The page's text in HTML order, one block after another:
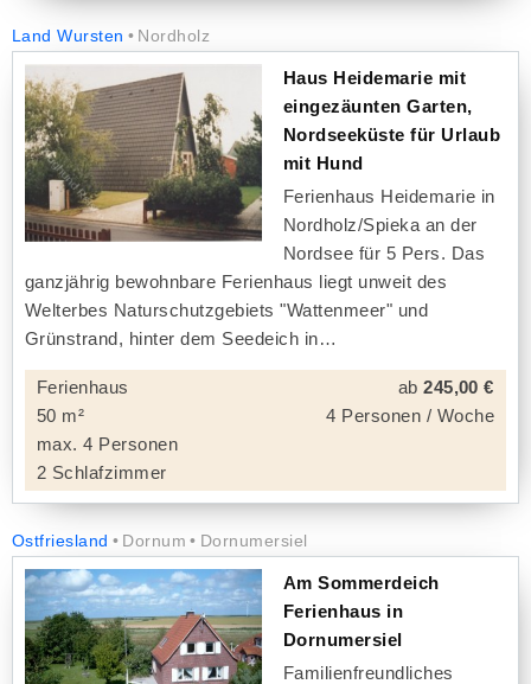
Land Wursten Nordholz
Haus Heidemarie mit
eingezäunten Garten,
Nordseeküste für Urlaub
mit Hund
Ferienhaus Heidemarie in
Nordholz/Spieka an der
Nordsee für 5 Pers. Das
ganzjährig bewohnbare Ferienhaus liegt unweit des
Welterbes Naturschutzgebiets "Wattenmeer" und
Grünstrand, hinter dem Seedeich in
Ferienhaus
50 m²
max. 4 Personen
2 Schlafzimmer
ab245,00 €
4 Personen / Woche
Ostfriesland Dornum Dornumersiel
Am Sommerdeich
Ferienhaus in
Dornumersiel
Familienfreundliches